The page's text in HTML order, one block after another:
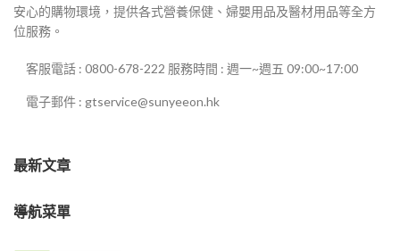
安心的購物環境，提供各式營養保健、婦嬰用品及醫材用品等全方
位服務。
客服電話 : 0800-678-222 服務時間 : 週一~週五 09:00~17:00
電子郵件 : gtservice@sunyeeon.hk
最新文章
導航菜單